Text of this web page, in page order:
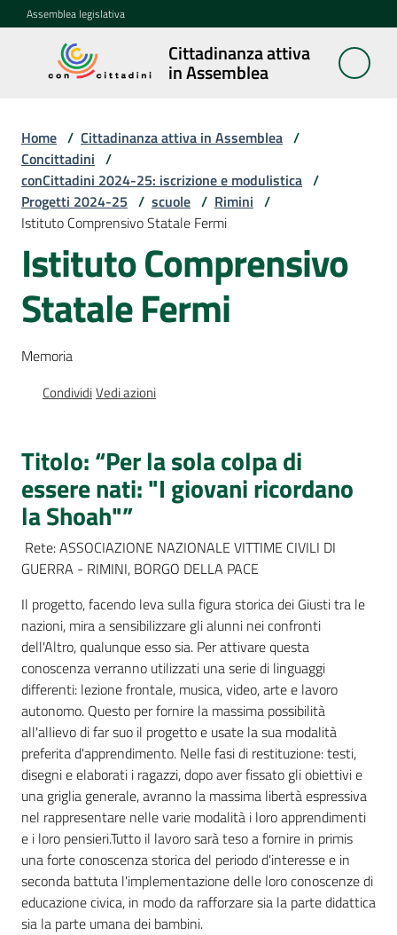
Vai al contenuto
Vai alla navigazione
Vai al footer
Assemblea legislativa
Cittadinanza attiva
in Assemblea
Cittadinanza
attiva in
Concittadini
Menu selezionato
Porte
aperte
in
Assemblea
itineranti
memoria
Seguici
su
Assemblea
legislativa
Assemblea
Attività
Argomenti
Home / Cittadinanza attiva in Assemblea /
Concittadini /
conCittadini 2024-25: iscrizione e modulistica /
Progetti 2024-25 / scuole / Rimini /
Istituto Comprensivo Statale Fermi
Istituto Comprensivo
Statale Fermi
Memoria
CondividiVedi azioni
Titolo: “Per la sola colpa di
essere nati: "I giovani ricordano
la Shoah"”
Rete: ASSOCIAZIONE NAZIONALE VITTIME CIVILI DI
GUERRA - RIMINI, BORGO DELLA PACE
Il progetto, facendo leva sulla figura storica dei Giusti tra le
nazioni, mira a sensibilizzare gli alunni nei confronti
dell'Altro, qualunque esso sia. Per attivare questa
conoscenza verranno utilizzati una serie di linguaggi
differenti: lezione frontale, musica, video, arte e lavoro
autonomo. Questo per fornire la massima possibilità
all'allievo di far suo il progetto e usate la sua modalità
preferita d'apprendimento. Nelle fasi di restituzione: testi,
disegni e elaborati i ragazzi, dopo aver fissato gli obiettivi e
una griglia generale, avranno la massima libertà espressiva
nel rappresentare nelle varie modalità i loro apprendimenti
e i loro pensieri.Tutto il lavoro sarà teso a fornire in primis
una forte conoscenza storica del periodo d'interesse e in
seconda battuta l'implementazione delle loro conoscenze di
educazione civica, in modo da rafforzare sia la parte didattica
sia la parte umana dei bambini.